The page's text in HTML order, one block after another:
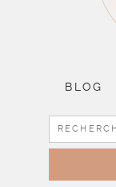
BLOG